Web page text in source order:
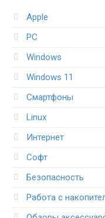
Apple
PC
Windows
Windows 11
Смартфоны
Linux
Интернет
Софт
Безопасность
Работа с